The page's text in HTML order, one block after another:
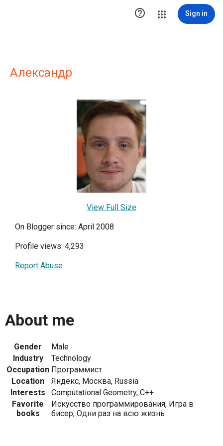
 Sign in
Александр
View Full Size
On Blogger since: April 2008
Profile views: 4,293
Report Abuse
About me
Gender
Male
Industry
Technology
Occupation Программист
Location
Яндекс, Москва, Russia
Interests
Computational Geometry, C++
Favorite
books
Искусство программирования, Игра в
бисер, Одни раз на всю жизнь